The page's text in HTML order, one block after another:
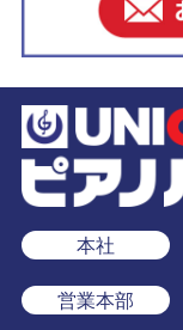
本社
営業本部